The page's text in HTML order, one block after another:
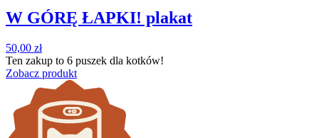
W GÓRĘ ŁAPKI! plakat
50,00 zł
Ten zakup to 6 puszek dla kotków!
Zobacz produkt